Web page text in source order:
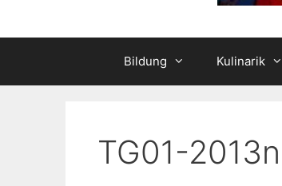
Bildung Kulinarik
TG01-